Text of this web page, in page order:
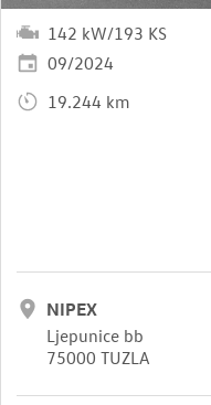
142 kW/193 KS
09/2024
19.244 km
NIPEX
Ljepunice bb
75000 TUZLA